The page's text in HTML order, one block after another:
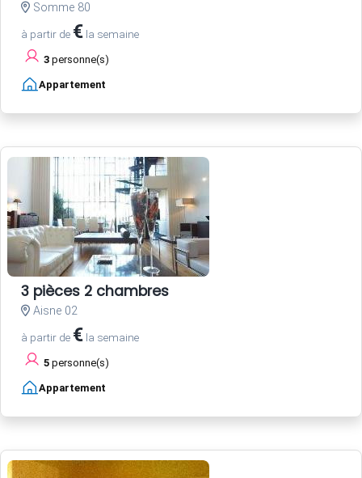
Somme 80
à partir de € la semaine
3 personne(s)
Appartement
3 pièces 2 chambres
Aisne 02
à partir de € la semaine
5 personne(s)
Appartement